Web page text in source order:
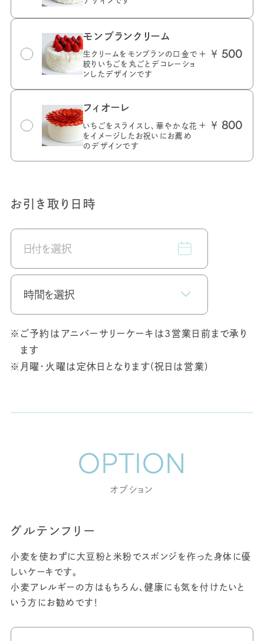
モンブランクリーム
生クリームをモンブランの口金で
絞りいちごを丸ごとデコレーショ
ンしたデザインです
＋ ￥ 500
フィオーレ
いちごをスライスし、華やかな花
をイメージしたお祝いにお薦め
のデザインです
＋ ￥ 800
お引き取り日時
※ ご予約はアニバーサリーケーキは3営業日前まで承り
ます
※ 月曜・火曜は定休日となります(祝日は営業)
OPTION
オプション
グルテンフリー
小麦を使わずに大豆粉と米粉でスポンジを作った身体に優
しいケーキです。
小麦アレルギーの方はもちろん、健康にも気を付けたいと
いう方にお勧めです！